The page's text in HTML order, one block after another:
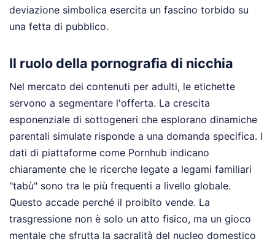
deviazione simbolica esercita un fascino torbido su
una fetta di pubblico.
Il ruolo della pornografia di nicchia
Nel mercato dei contenuti per adulti, le etichette
servono a segmentare l'offerta. La crescita
esponenziale di sottogeneri che esplorano dinamiche
parentali simulate risponde a una domanda specifica. I
dati di piattaforme come Pornhub indicano
chiaramente che le ricerche legate a legami familiari
"tabù" sono tra le più frequenti a livello globale.
Questo accade perché il proibito vende. La
trasgressione non è solo un atto fisico, ma un gioco
mentale che sfrutta la sacralità del nucleo domestico